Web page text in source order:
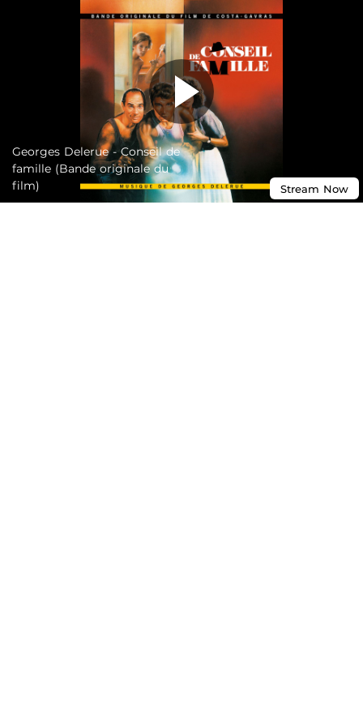
Georges Delerue - Conseil de
famille (Bande originale du
film)
Stream Now